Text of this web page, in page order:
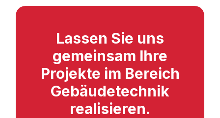
Lassen Sie uns
gemeinsam Ihre
Projekte im Bereich
Gebäudetechnik
realisieren.